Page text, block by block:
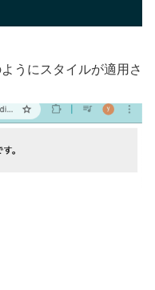
うにスタイルが適用さ